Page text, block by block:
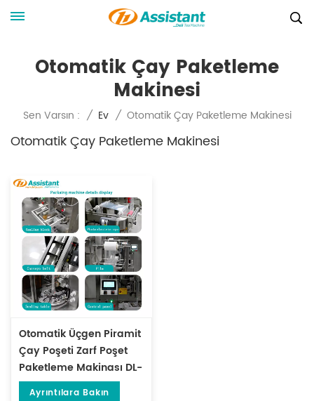
Otomatik Çay Paketleme
Makinesi
Sen Varsın : / Ev / Otomatik Çay Paketleme Makinesi
Otomatik Çay Paketleme Makinesi
Otomatik Üçgen Piramit
Çay Poşeti Zarf Poşet
Paketleme Makinası DL-
SJB-4CW
Ayrıntılara Bakın